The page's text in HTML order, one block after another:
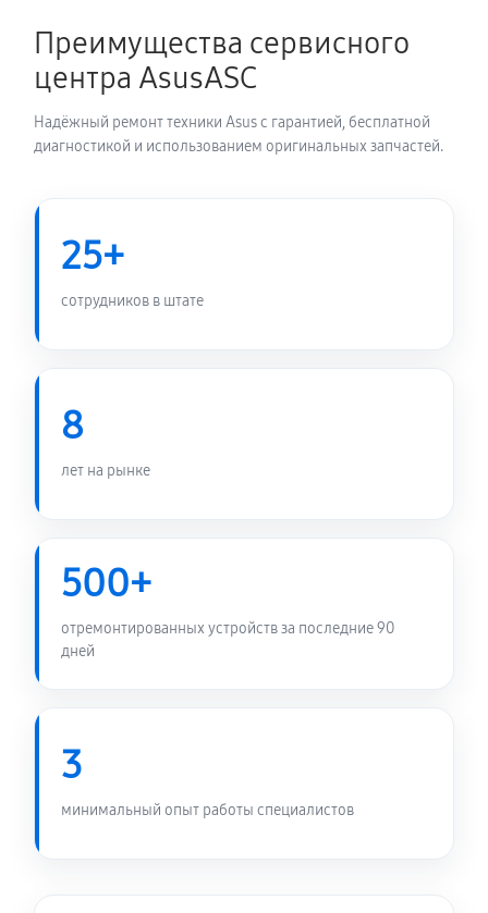
Замена блока питания
Преимущества сервисного
центра AsusASC
Надёжный ремонт техники Asus с гарантией, бесплатной
диагностикой и использованием оригинальных запчастей.
25+
сотрудников в штате
8
лет на рынке
500+
отремонтированных устройств за последние 90
дней
3
минимальный опыт работы специалистов